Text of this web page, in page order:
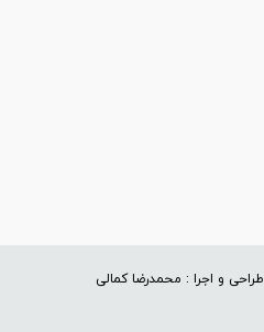
طراحی و اجرا : محمدرضا کمالی